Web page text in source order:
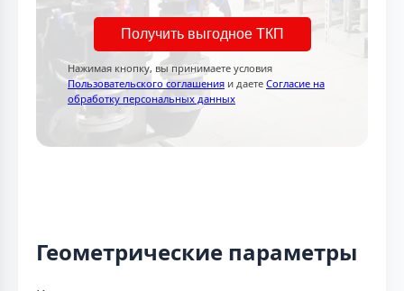
Получить выгодное ТКП
Нажимая кнопку, вы принимаете условия
Пользовательского соглашения и даете Согласие на
обработку персональных данных
Геометрические параметры